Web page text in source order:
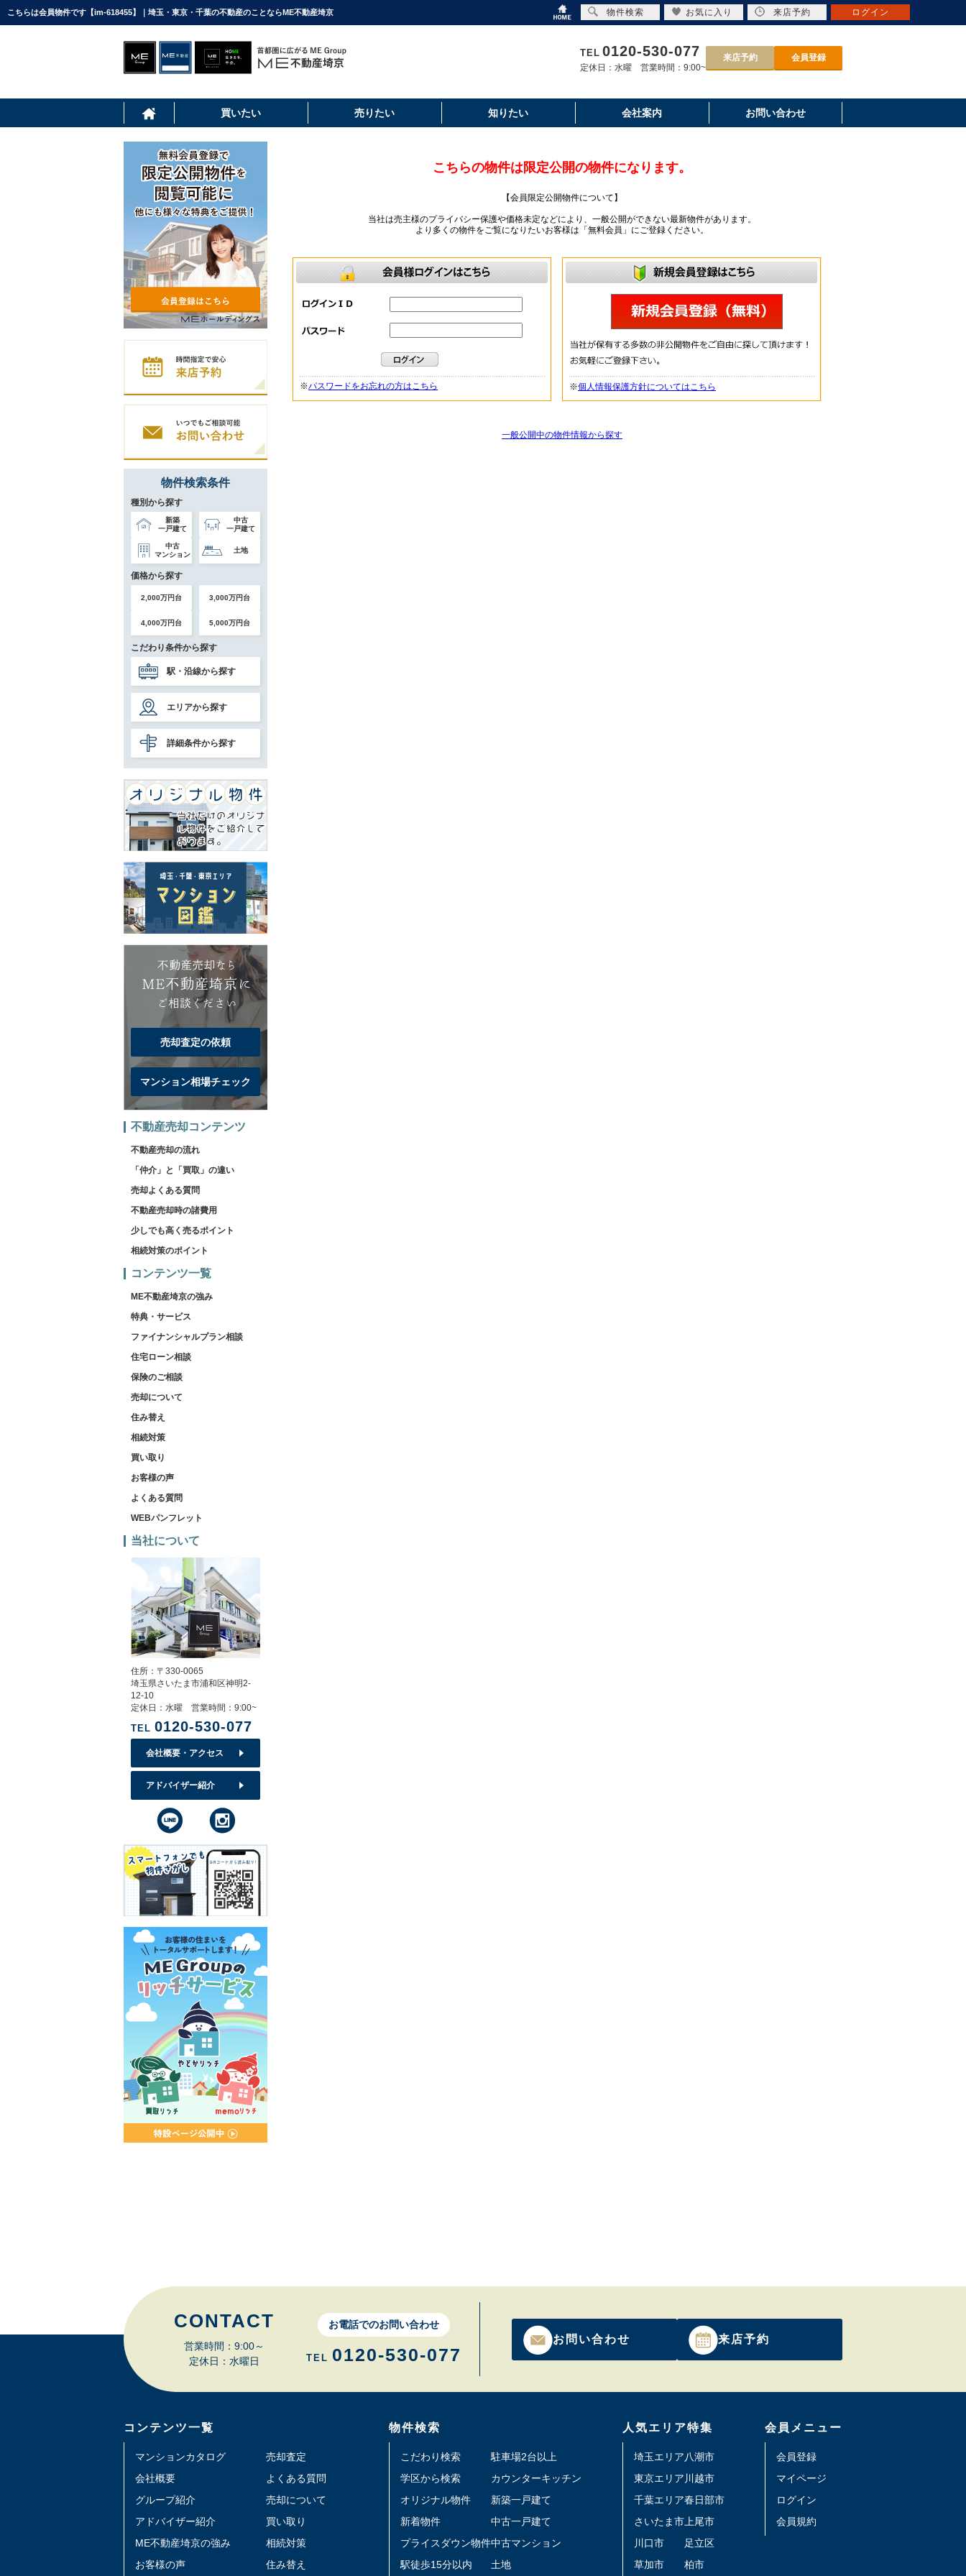
こちらは会員物件です【im-618455】｜埼玉・東京・千葉の不動産のことならME不動産埼京
TEL 0120-530-077
定休日：水曜 営業時間：9:00~
来店予約 会員登録
買いたい 売りたい 知りたい 会社案内 お問い合わせ
こちらの物件は限定公開の物件になります。
【会員限定公開物件について】
当社は売主様のプライバシー保護や価格未定などにより、一般公開ができない最新物件があります。
より多くの物件をご覧になりたいお客様は「無料会員」にご登録ください。
※パスワードをお忘れの方はこちら ※個人情報保護方針についてはこちら
一般公開中の物件情報から探す
物件検索条件
種別から探す
新築
一戸建て
中古
一戸建て
中古
マンション
土地
価格から探す
2,000万円台 3,000万円台
4,000万円台 5,000万円台
こだわり条件から探す
駅・沿線から探す
エリアから探す
詳細条件から探す
売却査定の依頼
マンション相場チェック
不動産売却コンテンツ
不動産売却の流れ
「仲介」と「買取」の違い
売却よくある質問
不動産売却時の諸費用
少しでも高く売るポイント
相続対策のポイント
コンテンツ一覧
ME不動産埼京の強み
特典・サービス
ファイナンシャルプラン相談
住宅ローン相談
保険のご相談
売却について
住み替え
相続対策
買い取り
お客様の声
よくある質問
WEBパンフレット
当社について
住所：〒330-0065
埼玉県さいたま市浦和区神明2-
12-10
定休日：水曜 営業時間：9:00~
TEL 0120-530-077
会社概要・アクセス
アドバイザー紹介
CONTACT
営業時間：9:00～
定休日：水曜日
お電話でのお問い合わせ
TEL 0120-530-077
お問い合わせ 来店予約
コンテンツ一覧
マンションカタログ
会社概要
グループ紹介
アドバイザー紹介
ME不動産埼京の強み
お客様の声
売却査定
よくある質問
売却について
買い取り
相続対策
住み替え
物件検索
こだわり検索
学区から検索
オリジナル物件
新着物件
プライスダウン物件
駅徒歩15分以内
駐車場2台以上
カウンターキッチン
新築一戸建て
中古一戸建て
中古マンション
土地
人気エリア特集
埼玉エリア
東京エリア
千葉エリア
さいたま市
川口市
草加市
八潮市
川越市
春日部市
上尾市
足立区
柏市
会員メニュー
会員登録
マイページ
ログイン
会員規約
物件検索 お気に入り 来店予約 ログイン